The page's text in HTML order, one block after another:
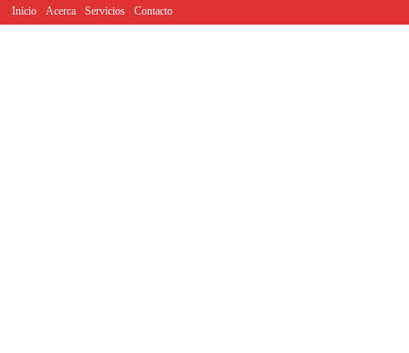
Inicio
Acerca Servicios Contacto